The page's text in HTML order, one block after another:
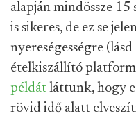
alapján mindössze 15
is sikeres, de ez se
nyereségességre
ételkiszállító
példát láttunk, hogy
rövid idő alatt